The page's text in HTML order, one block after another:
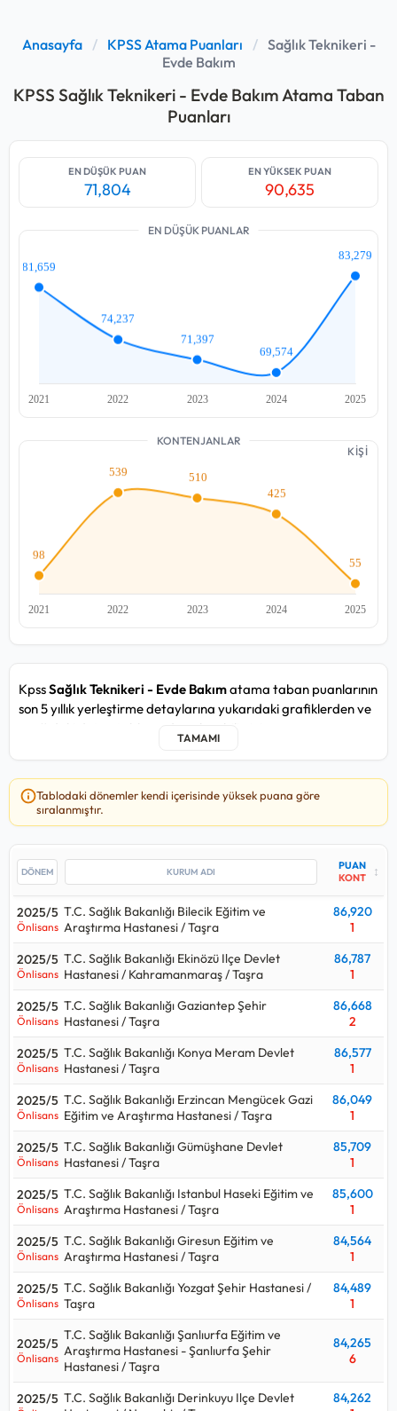
Anasayfa / KPSS Atama Puanları / Sağlık Teknikeri -
Evde Bakım
KPSS Sağlık Teknikeri - Evde Bakım Atama Taban
Puanları
EN DÜŞÜK PUAN
71,804
EN YÜKSEK PUAN
90,635
EN DÜŞÜK PUANLAR
KONTENJANLAR
KİŞİ
KpssSağlık Teknikeri - Evde Bakımatama taban puanlarının
son 5 yıllık yerleştirme detaylarına yukarıdaki grafiklerden ve
2025/5 atama döneminde, en düşük83,279puan ile T.C.
Sağlık Bakanlığı Tokat Devlet Hastanesi / Taşra kurumuna, en
86,920
Bu kadro için yakın tarihte yapılan yerleştirmede T.C. Sağlık
Şehir Hastanesi / Taşra kurumu en çok6kişi almış.
kişilik kontenjan ile 2025 yılındaki55 kişilik kontenjana bakılırsa
oranında bir azalış gerçekleşmiş.
Sağlık Teknikeri - Evde Bakım alımları için açılan kurum
yapıldığı görülüyor.
Sağlık Teknikeri - Evde Bakım kadrosu hangi puan türünden
alıyor sorusunun cevabı eğitim türüne göre değişmektedir.
Önlisans düzeyinde alım yaparsa:Kpss P93
Kpss sınavı ile hangi kurumlar Sağlık Teknikeri - Evde Bakım
Sağlık Teknikeri - Evde Bakım kontenjanı ne kadar sorularının
cevaplarını aşağıdaki tabloda bulabilirsiniz.
Sağlık Teknikeri - Evde Bakım ortalama maaşı aralığı
67.000
teknikeri başlangıç maaşıdır.
Tablodaki dönemler kendi içerisinde yüksek puana göre
sıralanmıştır.
↕
PUAN
KONT
2025/5
Önlisans
T.C. Sağlık Bakanlığı Bilecik Eğitim ve
Araştırma Hastanesi / Taşra
86,920
1
2025/5
Önlisans
T.C. Sağlık Bakanlığı Ekinözü Ilçe Devlet
Hastanesi / Kahramanmaraş / Taşra
86,787
1
2025/5
Önlisans
T.C. Sağlık Bakanlığı Gaziantep Şehir
Hastanesi / Taşra
86,668
2
2025/5
Önlisans
T.C. Sağlık Bakanlığı Konya Meram Devlet
Hastanesi / Taşra
86,577
1
2025/5
Önlisans
T.C. Sağlık Bakanlığı Erzincan Mengücek Gazi
Eğitim ve Araştırma Hastanesi / Taşra
86,049
1
2025/5
Önlisans
T.C. Sağlık Bakanlığı Gümüşhane Devlet
Hastanesi / Taşra
85,709
1
2025/5
Önlisans
T.C. Sağlık Bakanlığı Istanbul Haseki Eğitim ve
Araştırma Hastanesi / Taşra
85,600
1
2025/5
Önlisans
T.C. Sağlık Bakanlığı Giresun Eğitim ve
Araştırma Hastanesi / Taşra
84,564
1
2025/5
Önlisans
T.C. Sağlık Bakanlığı Yozgat Şehir Hastanesi /
Taşra
84,489
1
2025/5
Önlisans
T.C. Sağlık Bakanlığı Şanlıurfa Eğitim ve
Araştırma Hastanesi - Şanlıurfa Şehir
Hastanesi / Taşra
84,265
6
2025/5 T.C. Sağlık Bakanlığı Derinkuyu Ilçe Devlet
84,262